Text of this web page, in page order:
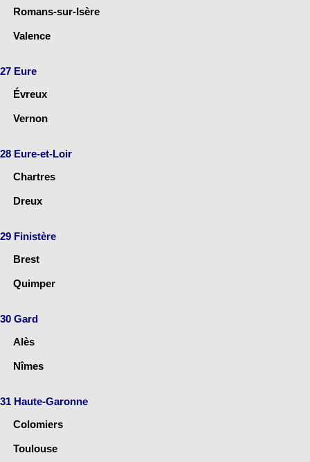
Romans-sur-Isère
Valence
27 Eure
Évreux
Vernon
28 Eure-et-Loir
Chartres
Dreux
29 Finistère
Brest
Quimper
30 Gard
Alès
Nîmes
31 Haute-Garonne
Colomiers
Toulouse